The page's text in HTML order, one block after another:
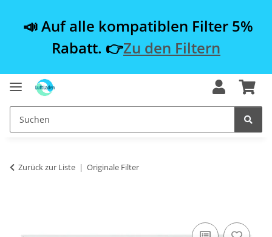
📣 Auf alle kompatiblen Filter 5%
Rabatt. 👉Zu den Filtern
Zurück zur Liste Originale Filter